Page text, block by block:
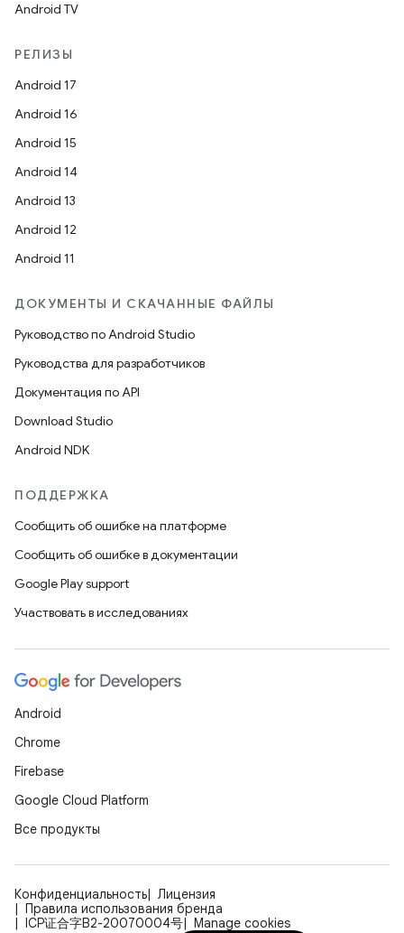
Android TV
РЕЛИЗЫ
Android 17
Android 16
Android 15
Android 14
Android 13
Android 12
Android 11
ДОКУМЕНТЫ И СКАЧАННЫЕ ФАЙЛЫ
Руководство по Android Studio
Руководства для разработчиков
Документация по API
Download Studio
Android NDK
ПОДДЕРЖКА
Сообщить об ошибке на платформе
Сообщить об ошибке в документации
Google Play support
Участвовать в исследованиях
Android
Chrome
Firebase
Google Cloud Platform
Все продукты
Конфиденциальность
Лицензия
Правила использования бренда
ICP证合字B2-20070004号
Manage cookies